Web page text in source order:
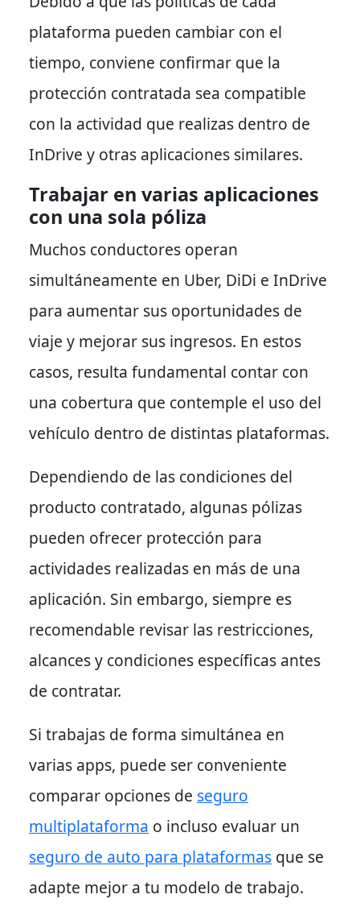
plataforma pueden cambiar con el
tiempo, conviene confirmar que la
protección contratada sea compatible
con la actividad que realizas dentro de
InDrive y otras aplicaciones similares.
Trabajar en varias aplicaciones
con una sola póliza
Muchos conductores operan
simultáneamente en Uber, DiDi e InDrive
para aumentar sus oportunidades de
viaje y mejorar sus ingresos. En estos
casos, resulta fundamental contar con
una cobertura que contemple el uso del
vehículo dentro de distintas plataformas.
Dependiendo de las condiciones del
producto contratado, algunas pólizas
pueden ofrecer protección para
actividades realizadas en más de una
aplicación. Sin embargo, siempre es
recomendable revisar las restricciones,
alcances y condiciones específicas antes
de contratar.
Si trabajas de forma simultánea en
varias apps, puede ser conveniente
comparar opciones de seguro
multiplataforma o incluso evaluar un
seguro de auto para plataformas que se
adapte mejor a tu modelo de trabajo.